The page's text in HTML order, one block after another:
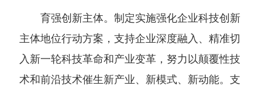
育强创新主体。制定实施强化企业科技创新
主体地位行动方案，支持企业深度融入、精准切
入新一轮科技革命和产业变革，努力以颠覆性技
术和前沿技术催生新产业、新模式、新动能。支